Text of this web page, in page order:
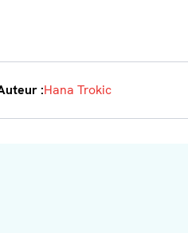
:Hana Trokic